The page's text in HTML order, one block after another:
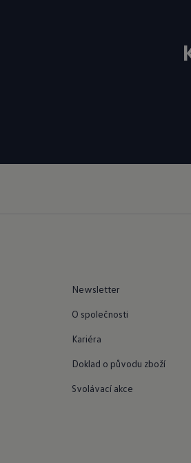
Newsletter
O společnosti
Kariéra
Doklad o původu zboží
Svolávací akce